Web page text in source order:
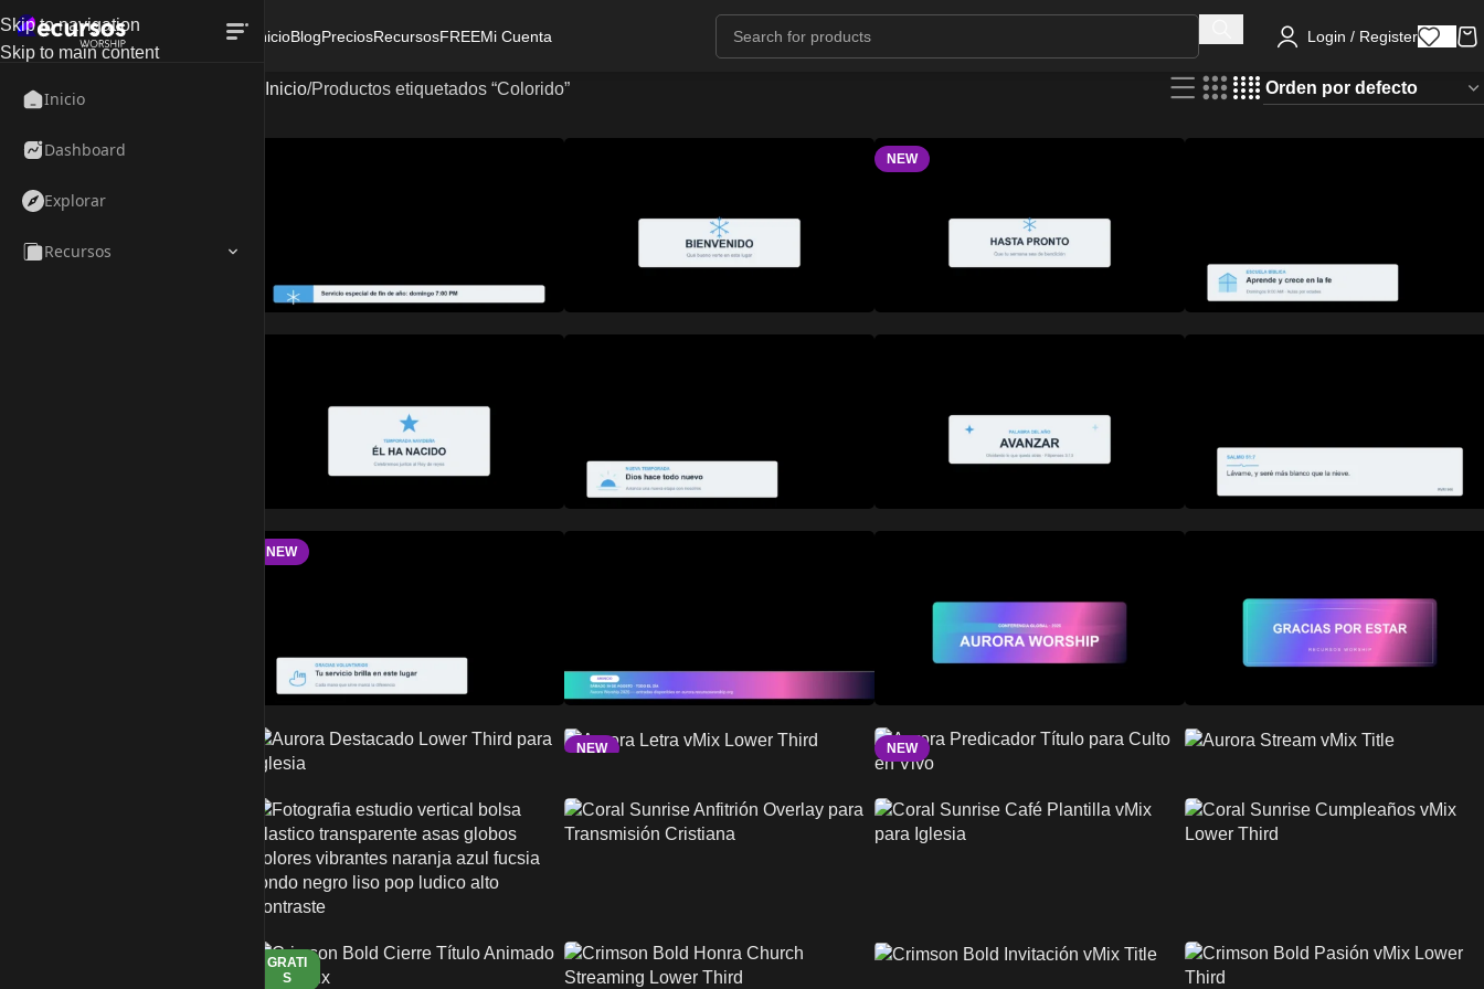
Inicio
Dashboard
Explorar
Recursos
Skip to navigation
Skip to main content
InicioBlogPreciosRecursosFREEMi Cuenta Login / Register
Inicio Productos etiquetados “Colorido”
NEW
NEW
NEW NEW
GRATI
S